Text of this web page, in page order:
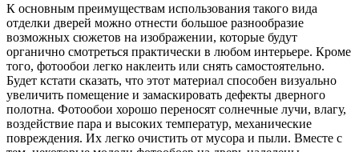
К основным преимуществам использования такого вида
отделки дверей можно отнести большое разнообразие
возможных сюжетов на изображении, которые будут
органично смотреться практически в любом интерьере. Кроме
того, фотообои легко наклеить или снять самостоятельно.
Будет кстати сказать, что этот материал способен визуально
увеличить помещение и замаскировать дефекты дверного
полотна. Фотообои хорошо переносят солнечные лучи, влагу,
воздействие пара и высоких температур, механические
повреждения. Их легко очистить от мусора и пыли. Вместе с